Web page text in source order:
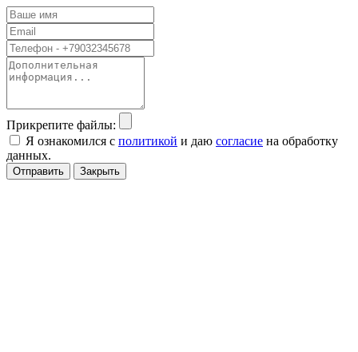
Прикрепите файлы:
Я ознакомился с политикой и даю согласие на обработку
данных.
Отправить Закрыть